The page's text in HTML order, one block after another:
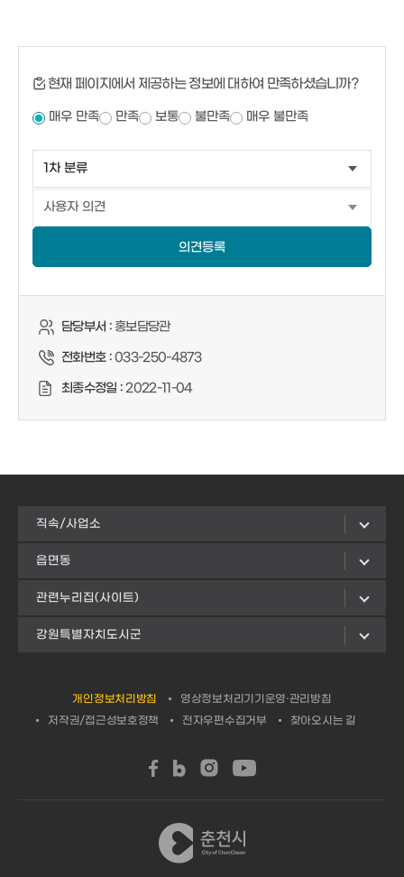
현재 페이지에서 제공하는 정보에 대하여 만족하셨습니까?
매우 만족 만족 보통 불만족 매우 불만족
의견등록
담당부서 :홍보담당관
전화번호 :033-250-4873
최종수정일 :2022-11-04
직속/사업소
읍면동
관련누리집(사이트)
강원특별자치도시군
개인정보처리방침
영상정보처리기기운영·관리방침
저작권/접근성보호정책
전자우편수집거부 찾아오시는 길